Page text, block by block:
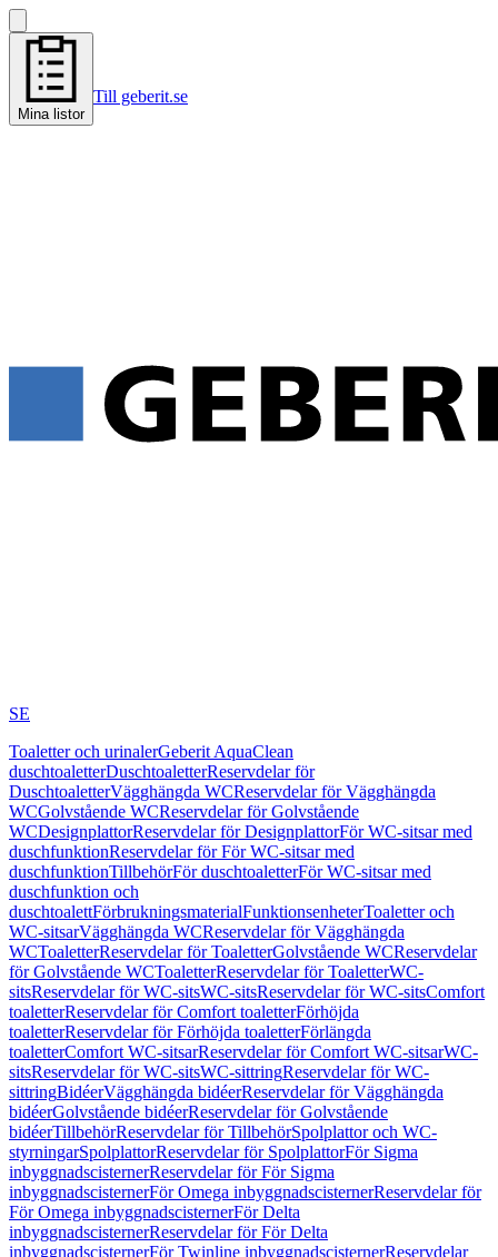
Mina listor
Till geberit.se
SE
Toaletter och urinalerGeberit AquaClean
duschtoaletterDuschtoaletterReservdelar för
DuschtoaletterVägghängda WCReservdelar för Vägghängda
WCGolvstående WCReservdelar för Golvstående
WCDesignplattorReservdelar för DesignplattorFör WC-sitsar med
duschfunktionReservdelar för För WC-sitsar med
duschfunktionTillbehörFör duschtoaletterFör WC-sitsar med
duschfunktion och
duschtoalettFörbrukningsmaterialFunktionsenheterToaletter och
WC-sitsarVägghängda WCReservdelar för Vägghängda
WCToaletterReservdelar för ToaletterGolvstående WCReservdelar
för Golvstående WCToaletterReservdelar för ToaletterWC-
sitsReservdelar för WC-sitsWC-sitsReservdelar för WC-sitsComfort
toaletterReservdelar för Comfort toaletterFörhöjda
toaletterReservdelar för Förhöjda toaletterFörlängda
toaletterComfort WC-sitsarReservdelar för Comfort WC-sitsarWC-
sitsReservdelar för WC-sitsWC-sittringReservdelar för WC-
sittringBidéerVägghängda bidéerReservdelar för Vägghängda
bidéerGolvstående bidéerReservdelar för Golvstående
bidéerTillbehörReservdelar för TillbehörSpolplattor och WC-
styrningarSpolplattorReservdelar för SpolplattorFör Sigma
inbyggnadscisternerReservdelar för För Sigma
inbyggnadscisternerFör Omega inbyggnadscisternerReservdelar för
För Omega inbyggnadscisternerFör Delta
inbyggnadscisternerReservdelar för För Delta
inbyggnadscisternerFör Twinline inbyggnadscisternerReservdelar